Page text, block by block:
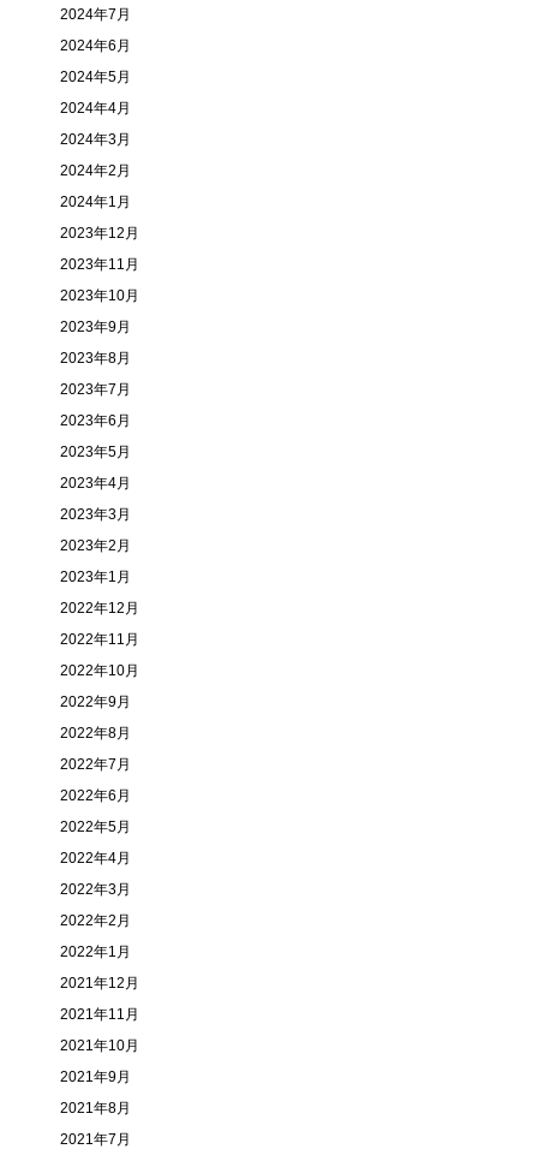
2024年7月
2024年6月
2024年5月
2024年4月
2024年3月
2024年2月
2024年1月
2023年12月
2023年11月
2023年10月
2023年9月
2023年8月
2023年7月
2023年6月
2023年5月
2023年4月
2023年3月
2023年2月
2023年1月
2022年12月
2022年11月
2022年10月
2022年9月
2022年8月
2022年7月
2022年6月
2022年5月
2022年4月
2022年3月
2022年2月
2022年1月
2021年12月
2021年11月
2021年10月
2021年9月
2021年8月
2021年7月